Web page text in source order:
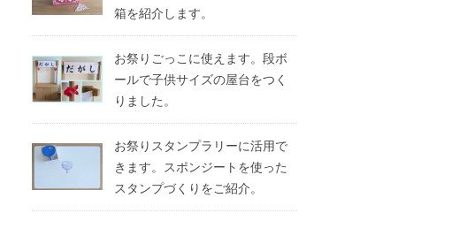
箱を紹介します。
お祭りごっこに使えます。段ボ
ールで子供サイズの屋台をつく
りました。
お祭りスタンプラリーに活用で
きます。スポンジートを使った
スタンプづくりをご紹介。